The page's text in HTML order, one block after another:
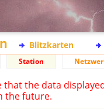
Blitzkarten
Station
that the data
the future.